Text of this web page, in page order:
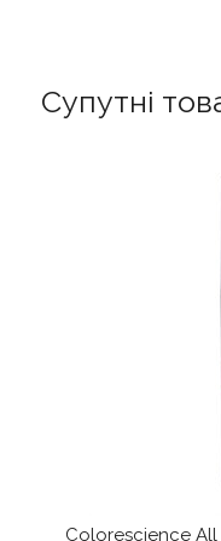
кількість
Супутні
Colorescience